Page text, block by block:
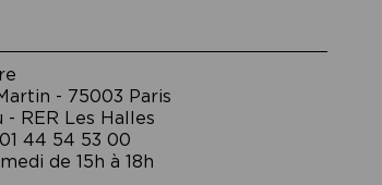
- 75003 Paris
- RER Les Halles
44 54 53 00
de 15h à 18h